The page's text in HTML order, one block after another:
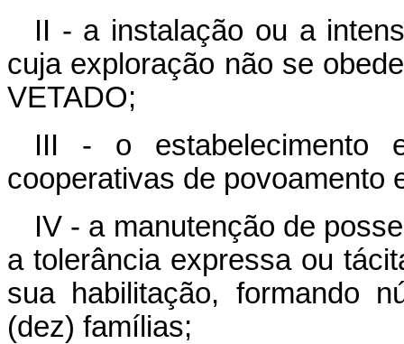
II - a instalação ou a
cuja exploração não se
VETADO;
III - o estabelecimento
cooperativas de povoamento
IV - a manutenção de
a tolerância expressa ou
sua habilitação, formando
(dez) famílias;